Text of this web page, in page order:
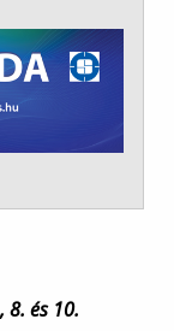
8. és 10.